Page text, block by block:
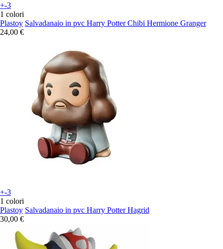
+-3
1 colori
Plastoy Salvadanaio in pvc Harry Potter Chibi Hermione Granger
24,00 €
+-3
1 colori
Plastoy Salvadanaio in pvc Harry Potter Hagrid
30,00 €